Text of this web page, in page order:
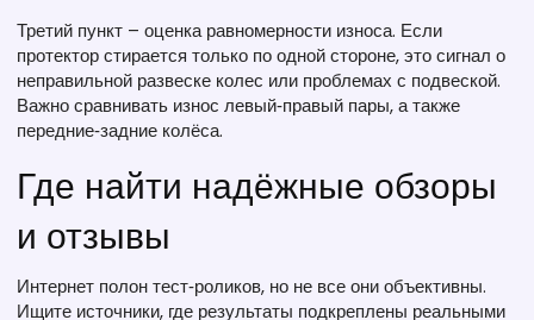
Третий пункт – оценка равномерности износа. Если
протектор стирается только по одной стороне, это сигнал о
неправильной развеске колес или проблемах с подвеской.
Важно сравнивать износ левый‑правый пары, а также
передние‑задние колёса.
Где найти надёжные обзоры
и отзывы
Интернет полон тест‑роликов, но не все они объективны.
Ищите источники, где результаты подкреплены реальными